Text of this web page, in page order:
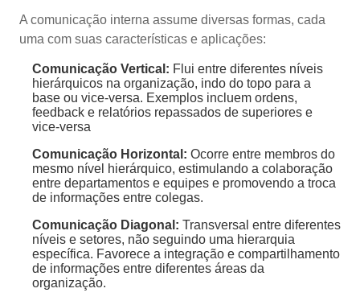
A comunicação interna assume diversas formas, cada
uma com suas características e aplicações:
Comunicação Vertical: Flui entre diferentes níveis
hierárquicos na organização, indo do topo para a
base ou vice-versa. Exemplos incluem ordens,
feedback e relatórios repassados de superiores e
vice-versa
Comunicação Horizontal: Ocorre entre membros do
mesmo nível hierárquico, estimulando a colaboração
entre departamentos e equipes e promovendo a troca
de informações entre colegas.
Comunicação Diagonal: Transversal entre diferentes
níveis e setores, não seguindo uma hierarquia
específica. Favorece a integração e compartilhamento
de informações entre diferentes áreas da
organização.